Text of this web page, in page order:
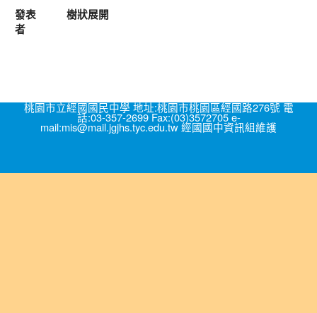
發表
者
樹狀展開
桃園市立經國國民中學 地址:桃園市桃園區經國路276號 電
話:03-357-2699 Fax:(03)3572705 e-
mail:mis@mail.jgjhs.tyc.edu.tw 經國國中資訊組維護